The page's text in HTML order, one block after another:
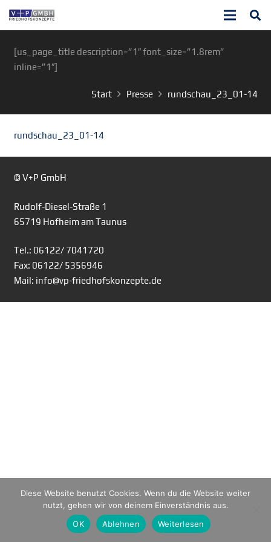
[us_page_title description=”1″ font_size=”1.8rem”
inline=”1″]
Start Presse rundschau_23_01-14
rundschau_23_01-14
© V+P GmbH
Rudolf-Diesel-Straße 1
65719 Hofheim am Taunus
Tel.: 06122/ 7041720
Fax: 06122/ 5356946
Mail: info@vp-friedhofskonzepte.de
Diese Website benutzt Cookies. Wenn du die Website weiter
nutzt, gehen wir von deinem Einverständnis aus.
OK
Ablehnen Weiterlesen